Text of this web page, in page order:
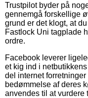
Trustpilot byder på
gennemgå forskellige
grund er det klogt, at
Fastlock Uni tagplade
ordre.
Facebook leverer
et kig ind i
del internet
bedømmelse af deres
anvendes til at vurdere